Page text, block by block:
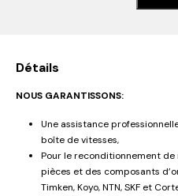
Détails
NOUS GARANTISSONS:
Une assistance
boîte de vitesses,
Pour le reconditionnement de
pièces et des composants
Timken, Koyo, NTN, SKF et